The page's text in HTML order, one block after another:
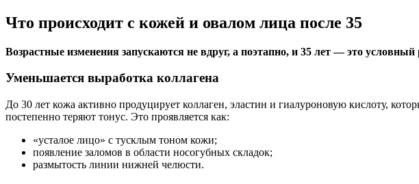
Что происходит с кожей и овалом лица после 35
Возрастные изменения запускаются не вдруг, а поэтапно, и 35 лет — это
Уменьшается выработка коллагена
До 30 лет кожа активно продуцирует коллаген, эластин и гиалуроновую кислоту,
постепенно теряют тонус. Это проявляется как:
«усталое лицо» с тусклым тоном кожи;
появление заломов в области носогубных складок;
размытость линии нижней челюсти.